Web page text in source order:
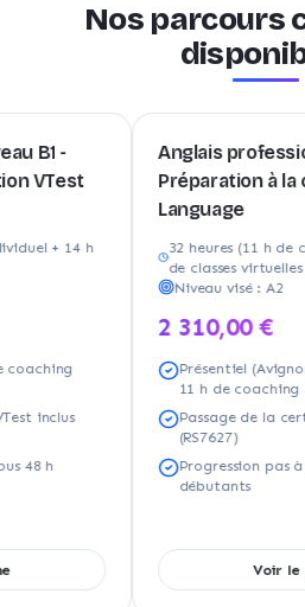
Nos parcours
h
Anglais professionnel
Préparation à la
Language
32 heures (11 h de
de classes virtuelles
Niveau visé :A2
2 310,00 €
Présentiel (Avignon) ou
11 h de coaching
Passage de la
Progression pas à pas
débutants
Voir le